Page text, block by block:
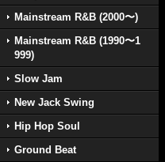
Mainstream R&B (2000〜)
Mainstream R&B (1990〜1
999)
Slow Jam
New Jack Swing
Hip Hop Soul
Ground Beat